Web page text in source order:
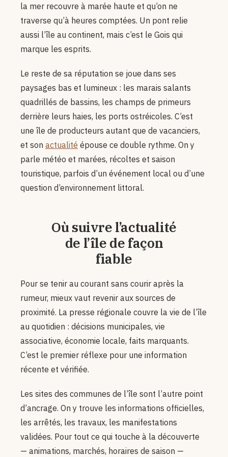
la mer recouvre à marée haute et qu’on ne
traverse qu’à heures comptées. Un pont relie
aussi l’île au continent, mais c’est le Gois qui
marque les esprits.
Le reste de sa réputation se joue dans ses
paysages bas et lumineux : les marais salants
quadrillés de bassins, les champs de primeurs
derrière leurs haies, les ports ostréicoles. C’est
une île de producteurs autant que de vacanciers,
et son actualité épouse ce double rythme. On y
parle météo et marées, récoltes et saison
touristique, parfois d’un événement local ou d’une
question d’environnement littoral.
Où suivre l’actualité
de l’île de façon
fiable
Pour se tenir au courant sans courir après la
rumeur, mieux vaut revenir aux sources de
proximité. La presse régionale couvre la vie de l’île
au quotidien : décisions municipales, vie
associative, économie locale, faits marquants.
C’est le premier réflexe pour une information
récente et vérifiée.
Les sites des communes de l’île sont l’autre point
d’ancrage. On y trouve les informations officielles,
les arrêtés, les travaux, les manifestations
validées. Pour tout ce qui touche à la découverte
— animations, marchés, horaires de saison —